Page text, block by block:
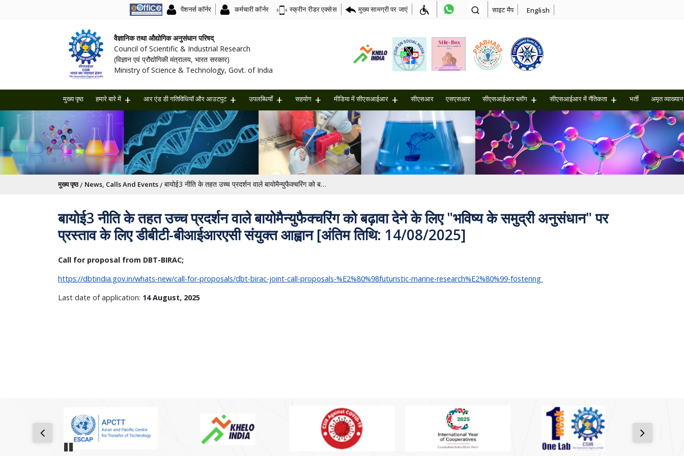
पेंशनर्स कॉर्नर कर्मचारी कॉर्नर स्क्रीन रीडर एक्सेस मुख्य सामग्री पर जाएं साइट मैप English
वैज्ञानिक तथा औद्योगिक अनुसंधान परिषद्
Council of Scientific & Industrial Research
(विज्ञान एवं प्रौद्योगिकी मंत्रालय, भारत सरकार)
Ministry of Science & Technology, Govt. of India
मुख्य पृष्ठ हमारे बारे में आर एंड डी गतिविधियॉ और आउटपुट उपलब्धियाँ सहयोग मीडिया में सीएसआईआर सीएसआर एसएसआर सीएसआईआर ब्लॉग सीएसआईआर में नैतिकता भर्ती अमृत ​​व्याख्यान
पग चिन्ह
मुख्य पृष्ठ News, Calls And Events बायोई3 नीति के तहत उच्च प्रदर्शन वाले बायोमैन्युफैक्चरिंग को बढ़ावा देने के लिए "भविष्य के समुद्री अनुसंधान" पर प्रस्ताव के लिए डीबीटी-बीआईआरएसी संयुक्त आह्वान [अंतिम तिथि: 14/08/2025]
बायोई3 नीति के तहत उच्च प्रदर्शन वाले बायोमैन्युफैक्चरिंग को बढ़ावा देने के लिए "भविष्य के समुद्री अनुसंधान" पर
प्रस्ताव के लिए डीबीटी-बीआईआरएसी संयुक्त आह्वान [अंतिम तिथि: 14/08/2025]
Call for proposal from DBT-BIRAC;
https://dbtindia.gov.in/whats-new/call-for-proposals/dbt-birac-joint-call-proposals-%E2%80%98futuristic-marine-research%E2%80%99-fostering
Last date of application: 14 August, 2025